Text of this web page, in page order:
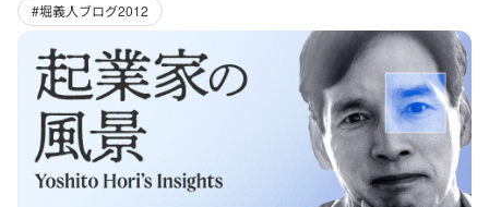
#堀義人ブログ2012